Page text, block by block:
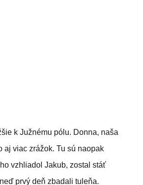
k Južnému pólu. Donna, naša
aj viac zrážok. Tu sú naopak
vzhliadol Jakub, zostal stáť
prvý deň zbadali tuleňa.